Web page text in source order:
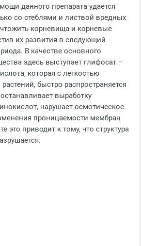
данного препарата удается
со стеблями и листвой вредных
корневища и корневые
их развития в следующий
В качестве основного
здесь выступает глифосат –
которая с легкостью
быстро распространяется
выработку
нарушает осмотическое
проницаемости мембран
это приводит к тому, что структура